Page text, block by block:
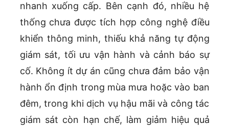
nhanh xuống cấp. Bên cạnh đó, nhiều hệ
thống chưa được tích hợp công nghệ điều
khiển thông minh, thiếu khả năng tự động
giám sát, tối ưu vận hành và cảnh báo sự
cố. Không ít dự án cũng chưa đảm bảo vận
hành ổn định trong mùa mưa hoặc vào ban
đêm, trong khi dịch vụ hậu mãi và công tác
giám sát còn hạn chế, làm giảm hiệu quả